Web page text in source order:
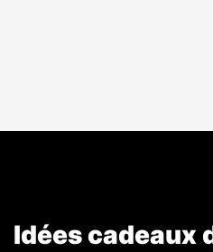
Idées cadeaux